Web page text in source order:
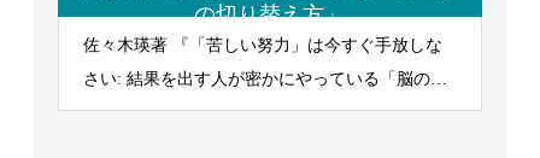
の切り替え方」
佐々木瑛著 『「苦しい努力」は今すぐ手放しな
さい: 結果を出す人が密かにやっている「脳の切
り替え方」』 2026/4/13発行